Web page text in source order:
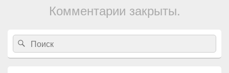
Комментарии закрыты.
Область
основной
боковой
панели
Search
for:
Search